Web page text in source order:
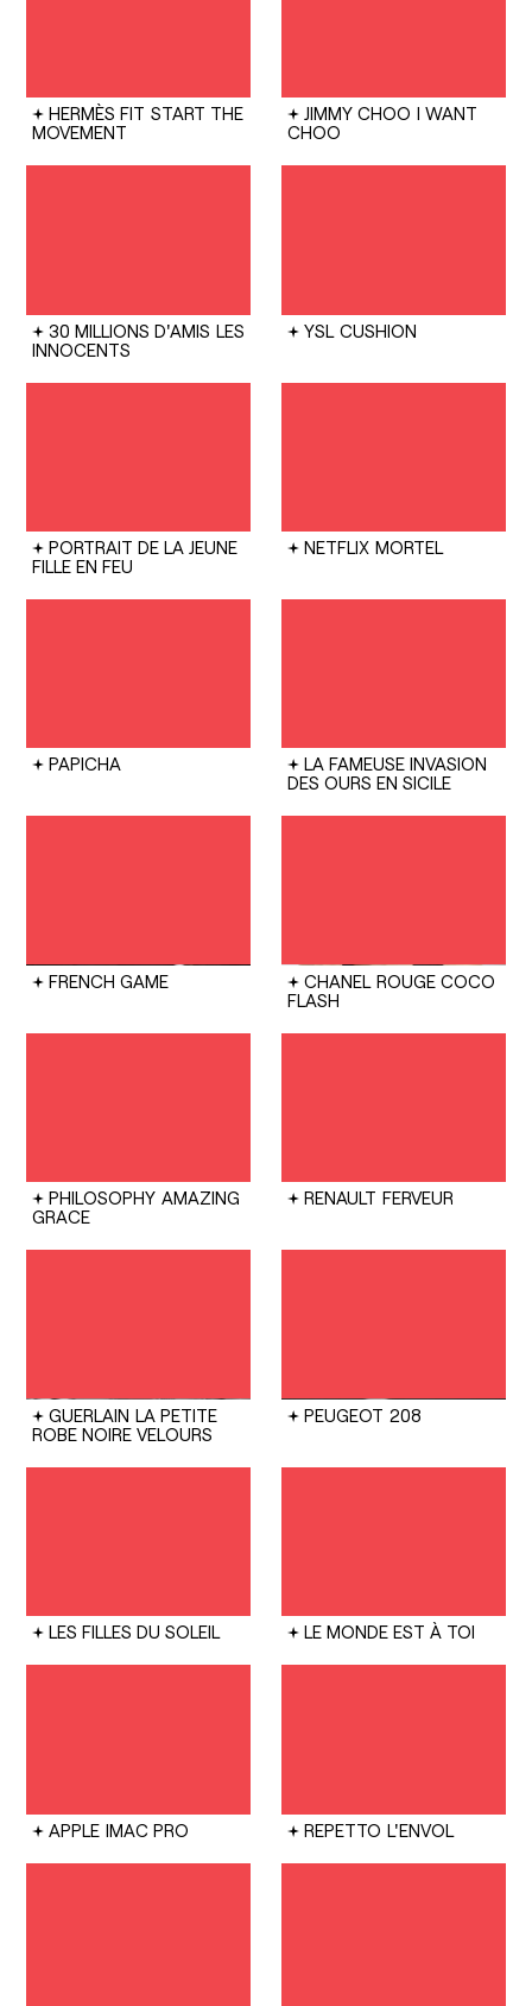
HERMÈS FIT START THE
MOVEMENT
JIMMY CHOO I WANT
CHOO
30 MILLIONS D'AMIS LES
INNOCENTS
YSL CUSHION
PORTRAIT DE LA JEUNE
FILLE EN FEU
NETFLIX MORTEL
PAPICHA
LA FAMEUSE INVASION
DES OURS EN SICILE
FRENCH GAME CHANEL ROUGE COCO
FLASH
PHILOSOPHY AMAZING
GRACE
RENAULT FERVEUR
GUERLAIN LA PETITE
ROBE NOIRE VELOURS
PEUGEOT 208
LES FILLES DU SOLEIL LE MONDE EST À TOI
APPLE IMAC PRO REPETTO L'ENVOL